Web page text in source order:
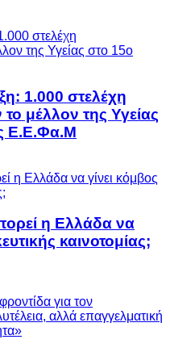
1.000 στελέχη
μέλλον της Υγείας
Ε.Ε.Φα.Μ
η Ελλάδα να
καινοτομίας;